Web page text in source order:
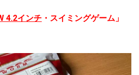
4.2インチ ・スイミングゲーム」